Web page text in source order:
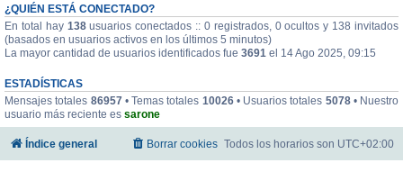
¿QUIÉN ESTÁ CONECTADO?
En total hay 138usuarios conectados :: 0 registrados, 0 ocultos y 138 invitados
(basados en usuarios activos en los últimos 5 minutos)
La mayor cantidad de usuarios identificados fue 3691 el 14 Ago 2025, 09:15
ESTADÍSTICAS
Mensajes totales 86957• Temas totales 10026• Usuarios totales 5078• Nuestro
usuario más reciente es sarone
Índice general Todos los horarios son UTC+02:00
Borrar cookies